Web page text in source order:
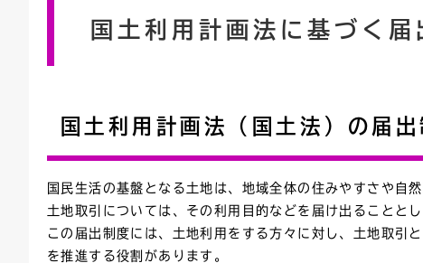
戸籍謄本・
情報公開・
国土利用計画法に基づく届
国土利用計画法（国土法）の届出
国民生活の基盤となる土地は、地域全体の住みやすさや自
土地取引については、その利用目的などを届け出ることとし
この届出制度には、土地利用をする方々に対し、土地取引
を推進する役割があります。